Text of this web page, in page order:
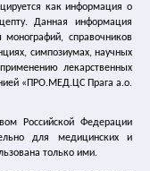
как информация о
Данная информация
справочников
симпозиумах, научных
лекарственных
«ПРО.МЕД.ЦС Прага а.о.
Российской Федерации
для медицинских и
только ими.